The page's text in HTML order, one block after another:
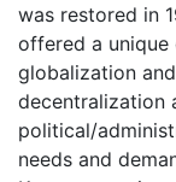
was restored in
offered a unique
globalization
decentralization
political/
needs and